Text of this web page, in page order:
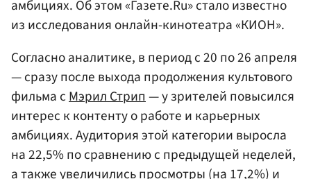
амбициях. Об этом «Газете.Ru» стало известно
из исследования онлайн-кинотеатра «КИОН».
Согласно аналитике, в период с 20 по 26 апреля
— сразу после выхода продолжения культового
фильма сМэрил Стрип— у зрителей повысился
интерес к контенту о работе и карьерных
амбициях. Аудитория этой категории выросла
на 22,5% по сравнению с предыдущей неделей,
а также увеличились просмотры (на 17,2%) и